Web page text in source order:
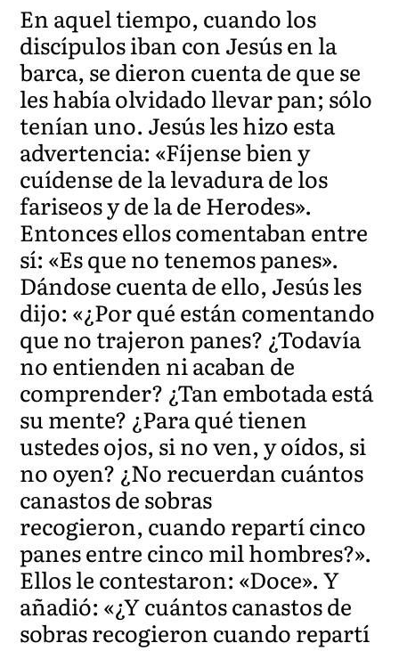
En aquel tiempo, cuando los
discípulos iban con Jesús en la
barca, se dieron cuenta de que se
les había olvidado llevar pan; sólo
tenían uno. Jesús les hizo esta
advertencia: «Fíjense bien y
cuídense de la levadura de los
fariseos y de la de Herodes».
Entonces ellos comentaban entre
sí: «Es que no tenemos panes».
Dándose cuenta de ello, Jesús les
dijo: «¿Por qué están comentando
que no trajeron panes? ¿Todavía
no entienden ni acaban de
comprender? ¿Tan embotada está
su mente? ¿Para qué tienen
ustedes ojos, si no ven, y oídos, si
no oyen? ¿No recuerdan cuántos
canastos de sobras
recogieron, cuando repartí cinco
panes entre cinco mil hombres?».
Ellos le contestaron: «Doce». Y
añadió: «¿Y cuántos canastos de
sobras recogieron cuando repartí